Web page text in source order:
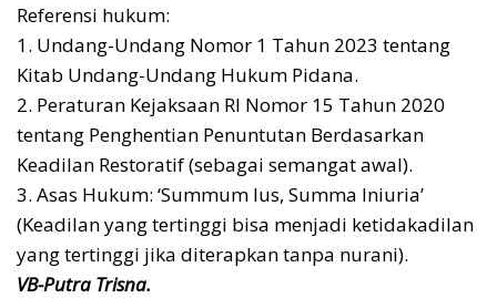
Referensi hukum:
1. Undang-Undang Nomor 1 Tahun 2023 tentang
Kitab Undang-Undang Hukum Pidana.
2. Peraturan Kejaksaan RI Nomor 15 Tahun 2020
tentang Penghentian Penuntutan Berdasarkan
Keadilan Restoratif (sebagai semangat awal).
3. Asas Hukum: ‘Summum Ius, Summa Iniuria’
(Keadilan yang tertinggi bisa menjadi ketidakadilan
yang tertinggi jika diterapkan tanpa nurani).
VB-Putra Trisna.